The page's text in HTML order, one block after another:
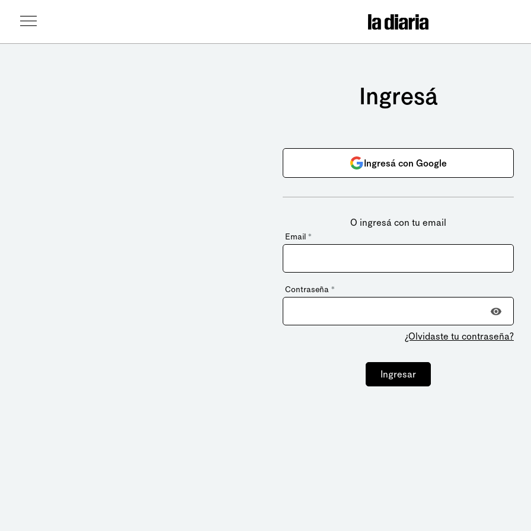
Ingresá
Ingresá con Google
O ingresá con tu email
Email *
Contraseña *
¿Olvidaste tu contraseña?
Ingresar